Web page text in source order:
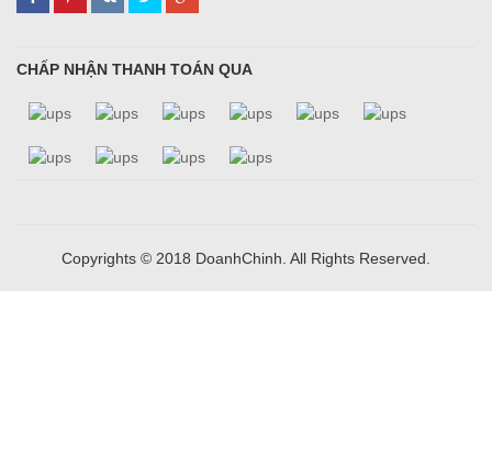
CHẤP NHẬN THANH TOÁN QUA
Copyrights © 2018 DoanhChinh. All Rights Reserved.